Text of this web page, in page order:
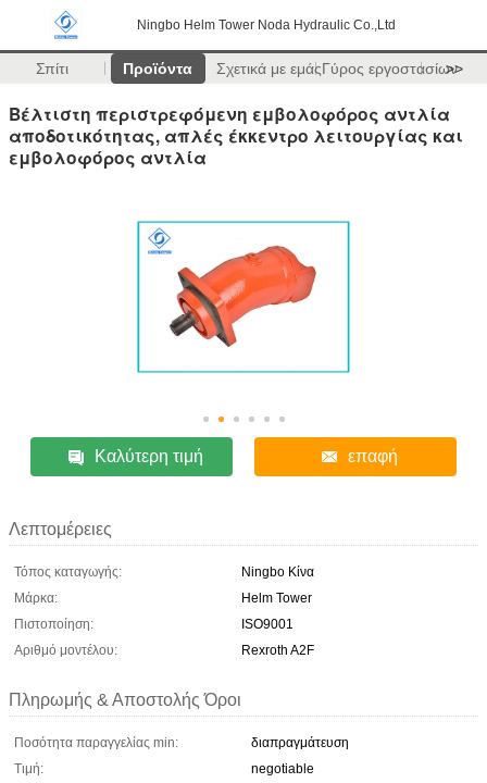
Ningbo Helm Tower Noda Hydraulic Co.,Ltd
Σπίτι Προϊόντα Σχετικά με εμάςΓύρος εργοστασίων
>>
Βέλτιστη περιστρεφόμενη εμβολοφόρος αντλία
αποδοτικότητας, απλές έκκεντρο λειτουργίας και
εμβολοφόρος αντλία
Καλύτερη τιμή επαφή
Λεπτομέρειες
Τόπος καταγωγής:
Ningbo Κίνα
Μάρκα:
Helm Tower
Πιστοποίηση:
ISO9001
Αριθμό μοντέλου:
Rexroth A2F
Πληρωμής & Αποστολής Όροι
Ποσότητα παραγγελίας min:
διαπραγμάτευση
Τιμή:
negotiable